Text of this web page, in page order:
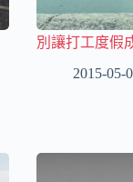
別讓打工度假
2015-05-